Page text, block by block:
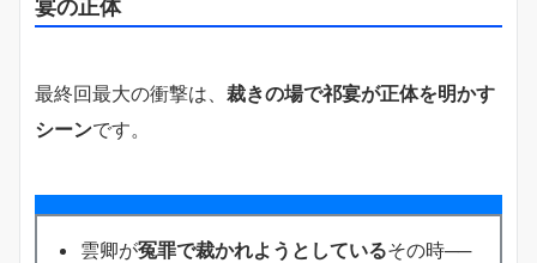
宴の正体
最終回最大の衝撃は、 裁きの場で祁宴が正体を明かす
シーンです。
雲卿が冤罪で裁かれようとしているその時──